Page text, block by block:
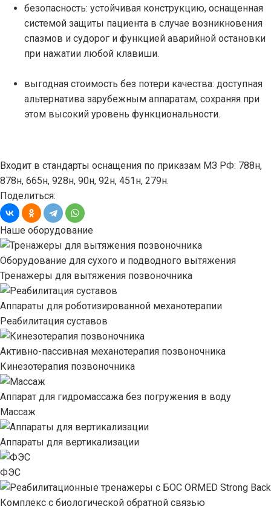
безопасность: устойчивая конструкцию, оснащенная
системой защиты пациента в случае возникновения
спазмов и судорог и функцией аварийной остановки
при нажатии любой клавиши.
выгодная стоимость без потери качества: доступная
альтернатива зарубежным аппаратам, сохраняя при
этом высокий уровень функциональности.
Входит в стандарты оснащения по приказам МЗ РФ: 788н,
878н, 665н, 928н, 90н, 92н, 451н, 279н.
Поделиться:
Наше оборудование
Оборудование для сухого и подводного вытяжения
Тренажеры для вытяжения позвоночника
Аппараты для роботизированной механотерапии
Реабилитация суставов
Активно-пассивная механотерапия позвоночника
Кинезотерапия позвоночника
Аппарат для гидромассажа без погружения в воду
Массаж
Аппараты для вертикализации
ФЭС
Комплекс с биологической обратной связью